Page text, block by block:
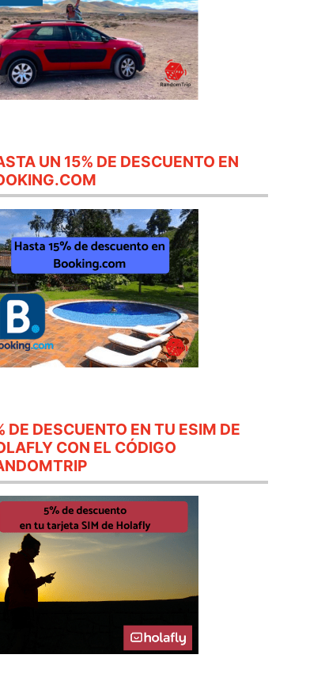
UN 15% DE DESCUENTO EN
DE DESCUENTO EN TU ESIM DE
CON EL CÓDIGO